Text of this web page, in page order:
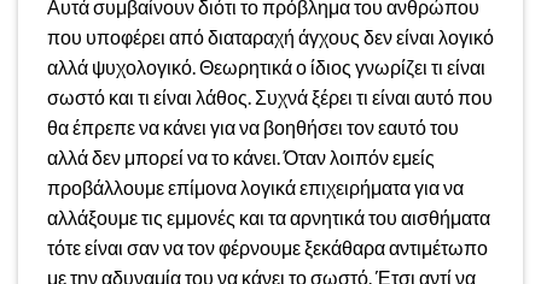
Αυτά συμβαίνουν διότι το πρόβλημα του ανθρώπου
που υποφέρει από διαταραχή άγχους δεν είναι λογικό
αλλά ψυχολογικό. Θεωρητικά ο ίδιος γνωρίζει τι είναι
σωστό και τι είναι λάθος. Συχνά ξέρει τι είναι αυτό που
θα έπρεπε να κάνει για να βοηθήσει τον εαυτό του
αλλά δεν μπορεί να το κάνει. Όταν λοιπόν εμείς
προβάλλουμε επίμονα λογικά επιχειρήματα για να
αλλάξουμε τις εμμονές και τα αρνητικά του αισθήματα
τότε είναι σαν να τον φέρνουμε ξεκάθαρα αντιμέτωπο
με την αδυναμία του να κάνει το σωστό. Έτσι αντί να